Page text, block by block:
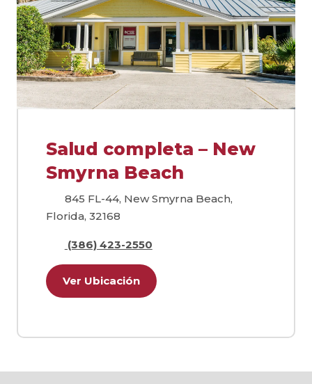
Salud completa – New
Smyrna Beach
845 FL-44, New Smyrna Beach,
Florida, 32168
(386) 423-2550
Ver Ubicación